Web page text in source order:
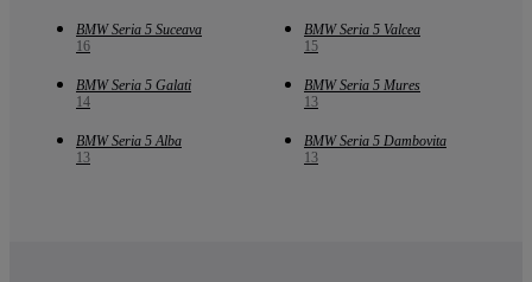
BMW Seria 5 Suceava
16
BMW Seria 5 Valcea
15
BMW Seria 5 Galati
14
BMW Seria 5 Mures
13
BMW Seria 5 Alba
13
BMW Seria 5 Dambovita
13